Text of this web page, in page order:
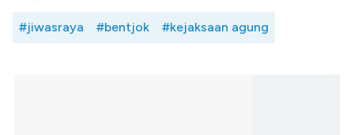
#jiwasraya #bentjok #kejaksaan agung